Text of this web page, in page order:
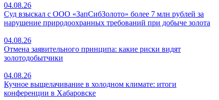
04.08.26
Суд взыскал с ООО «ЗапСибЗолото» более 7 млн рублей за
нарушение природоохранных требований при добыче золота
04.08.26
Отмена заявительного принципа: какие риски видят
золотодобытчики
04.08.26
Кучное выщелачивание в холодном климате: итоги
конференции в Хабаровске